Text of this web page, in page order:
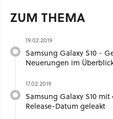
ZUM THEMA
19.02.2019
Samsung Galaxy S10 -
Neuerungen im
17.02.2019
Samsung Galaxy S10
Release-Datum geleakt